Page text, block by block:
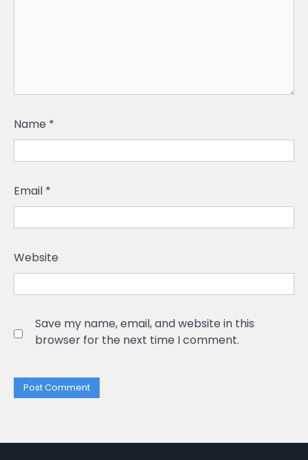
Name *
Email *
Website
Save my name, email, and website in this
browser for the next time I comment.